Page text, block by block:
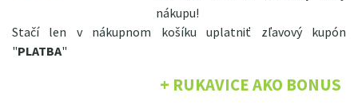
nákupu!
Stačí len v nákupnom košíku uplatniť zľavový kupón
"PLATBA"
+ RUKAVICE AKO BONUS